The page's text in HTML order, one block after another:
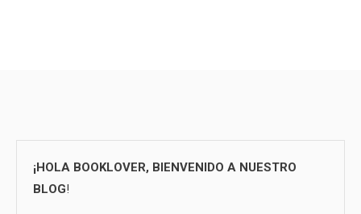
¡HOLA BOOKLOVER, BIENVENIDO A NUESTRO
BLOG!